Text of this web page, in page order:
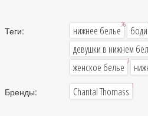
Теги: нижнее белье76 боди
девушки в нижнем
женское белье 7
Бренды: Chantal Thomass 1